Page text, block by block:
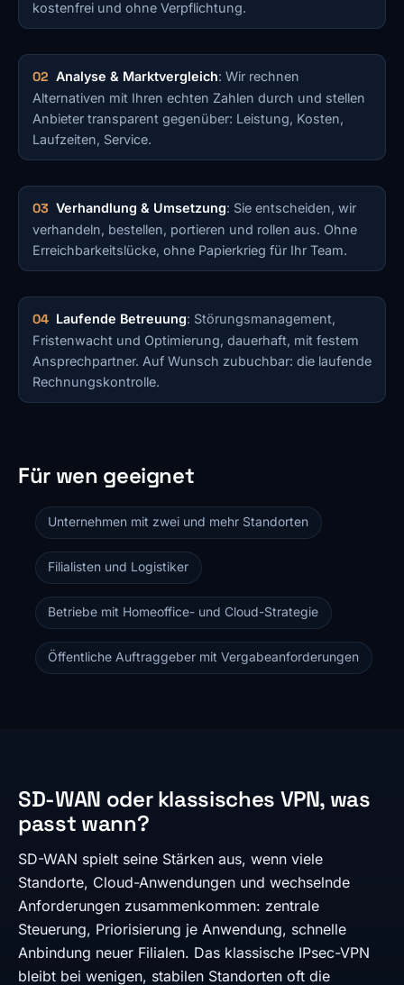
kostenfrei und ohne Verpflichtung.
Analyse & Marktvergleich: Wir rechnen
Alternativen mit Ihren echten Zahlen durch und stellen
Anbieter transparent gegenüber: Leistung, Kosten,
Laufzeiten, Service.
Verhandlung & Umsetzung: Sie entscheiden, wir
verhandeln, bestellen, portieren und rollen aus. Ohne
Erreichbarkeitslücke, ohne Papierkrieg für Ihr Team.
Laufende Betreuung: Störungsmanagement,
Fristenwacht und Optimierung, dauerhaft, mit festem
Ansprechpartner. Auf Wunsch zubuchbar: die laufende
Rechnungskontrolle.
Für wen geeignet
Unternehmen mit zwei und mehr Standorten
Filialisten und Logistiker
Betriebe mit Homeoffice- und Cloud-Strategie
Öffentliche Auftraggeber mit Vergabeanforderungen
SD-WAN oder klassisches VPN, was
passt wann?
SD-WAN spielt seine Stärken aus, wenn viele
Standorte, Cloud-Anwendungen und wechselnde
Anforderungen zusammenkommen: zentrale
Steuerung, Priorisierung je Anwendung, schnelle
Anbindung neuer Filialen. Das klassische IPsec-VPN
bleibt bei wenigen, stabilen Standorten oft die